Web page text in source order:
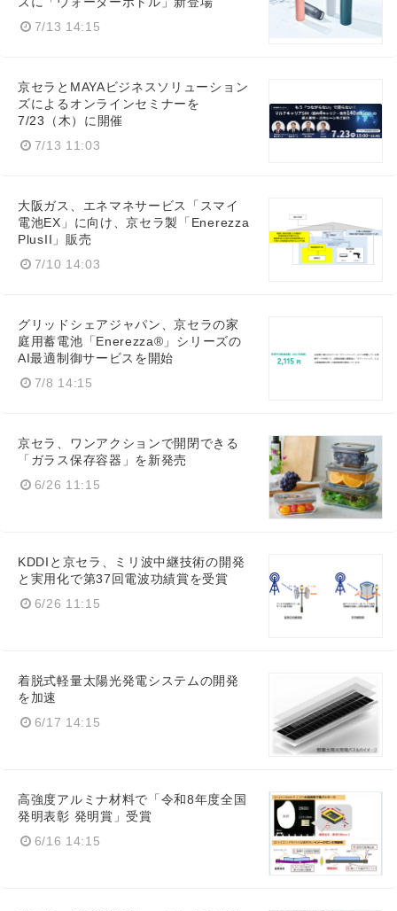
7/13 14:15
京セラとMAYAビジネスソリューション
ズによるオンラインセミナーを
7/23（木）に開催
7/13 11:03
大阪ガス、エネマネサービス「スマイ
電池EX」に向け、京セラ製「Enerezza
PlusII」販売
7/10 14:03
グリッドシェアジャパン、京セラの家
庭用蓄電池「Enerezza®」シリーズの
AI最適制御サービスを開始
7/8 14:15
京セラ、ワンアクションで開閉できる
「ガラス保存容器」を新発売
6/26 11:15
KDDIと京セラ、ミリ波中継技術の開発
と実用化で第37回電波功績賞を受賞
6/26 11:15
着脱式軽量太陽光発電システムの開発
を加速
6/17 14:15
高強度アルミナ材料で「令和8年度全国
発明表彰 発明賞」受賞
6/16 14:15
Japanese
English